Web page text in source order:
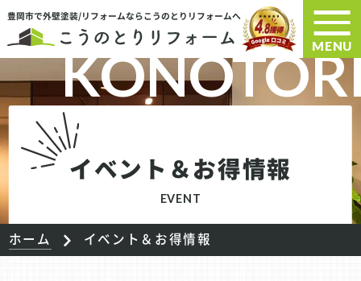
豊岡市で外壁塗装/リフォームならこうのとりリフォームへ
MENU
イベント＆お得情報
EVENT
ホーム イベント＆お得情報